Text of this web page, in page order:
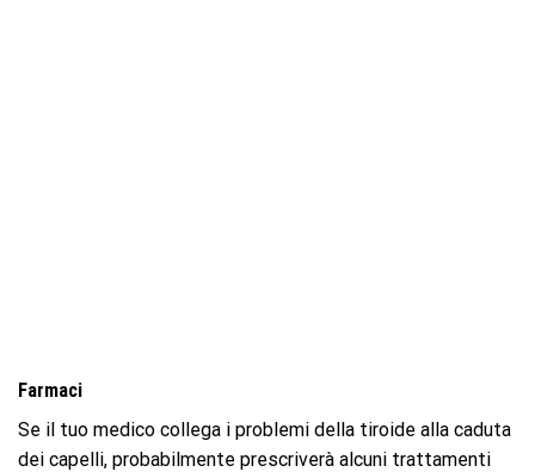
Farmaci
Se il tuo medico collega i problemi della tiroide alla caduta
dei capelli, probabilmente prescriverà alcuni trattamenti